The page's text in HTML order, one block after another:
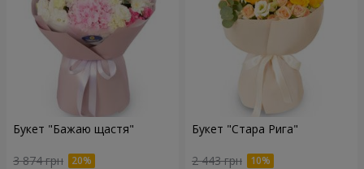
Букет "Бажаю щастя"
3 874 грн
Букет "Стара Рига"
2 443 грн